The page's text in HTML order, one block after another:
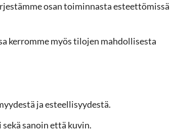
osan toi­min­nas­ta es­teet­tö­mis­sä
ker­rom­me myös ti­lo­jen mah­dol­li­ses­ta
ja es­teel­li­syy­des­tä.
sa­noin että kuvin.